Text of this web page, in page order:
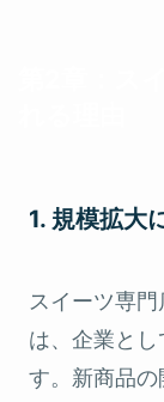
1. 規模拡大
スイーツ専
は、企業と
す。新商品